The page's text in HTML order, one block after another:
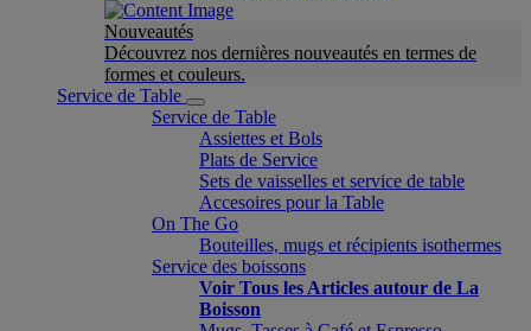
Nouveautés
Découvrez nos dernières nouveautés en termes de
formes et couleurs.
Service de Table
Service de Table
Assiettes et Bols
Plats de Service
Sets de vaisselles et service de table
Accesoires pour la Table
On The Go
Bouteilles, mugs et récipients isothermes
Service des boissons
Voir Tous les Articles autour de La
Boisson